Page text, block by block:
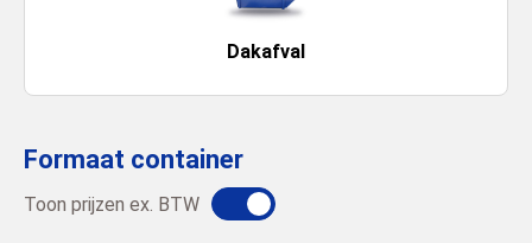
Dakafval
Formaat container
Toon prijzen ex. BTW